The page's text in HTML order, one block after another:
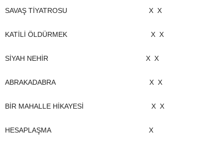
SAVAŞ TİYATROSU X X
KATİLİ ÖLDÜRMEK X X
SİYAH NEHİR X X
ABRAKADABRA X X
BİR MAHALLE HİKAYESİ X X
HESAPLAŞMA X